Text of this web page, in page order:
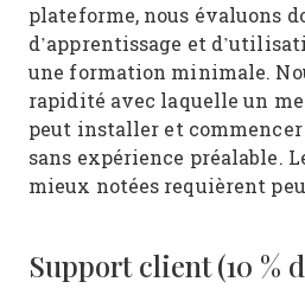
plateforme, nous évaluons
d’apprentissage et
une formation minimale.
rapidité avec laquelle un
peut installer et
sans expérience préalable.
mieux notées requièrent
Support client (10 %